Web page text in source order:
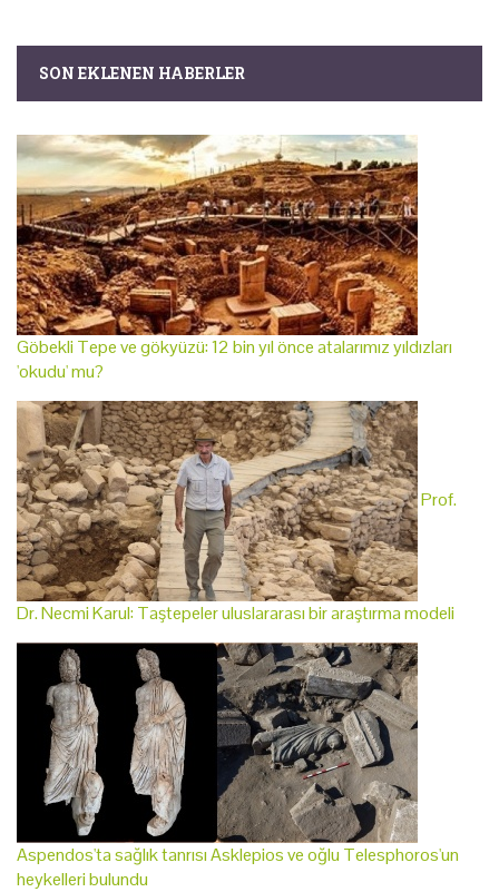
SON EKLENEN HABERLER
Göbekli Tepe ve gökyüzü: 12 bin yıl önce atalarımız yıldızları
'okudu' mu?
Prof.
Dr. Necmi Karul: Taştepeler uluslararası bir araştırma modeli
Aspendos'ta sağlık tanrısı Asklepios ve oğlu Telesphoros'un
heykelleri bulundu